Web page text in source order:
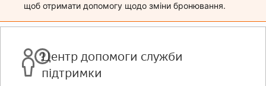
щоб отримати допомогу щодо зміни бронювання.
Центр допомоги служби
підтримки